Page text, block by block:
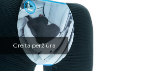
Greita peržiūra